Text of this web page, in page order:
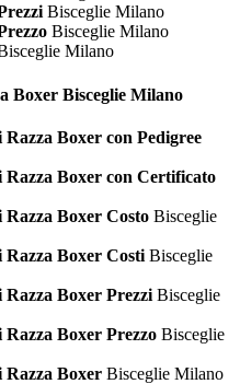
Bisceglie Milano
Bisceglie Milano
Milano
Boxer Bisceglie Milano
Boxer con Pedigree
Boxer con Certificato
Boxer Costo Bisceglie
Boxer Costi Bisceglie
Boxer Prezzi Bisceglie
Boxer Prezzo Bisceglie
Boxer Bisceglie Milano